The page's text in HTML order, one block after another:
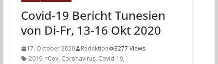
Covid-19 Bericht Tunesien
von Di-Fr, 13-16 Okt 2020
17. Oktober 2020 Redaktion
3277 Views
2019-nCov, Coronavirus, Covid-19,